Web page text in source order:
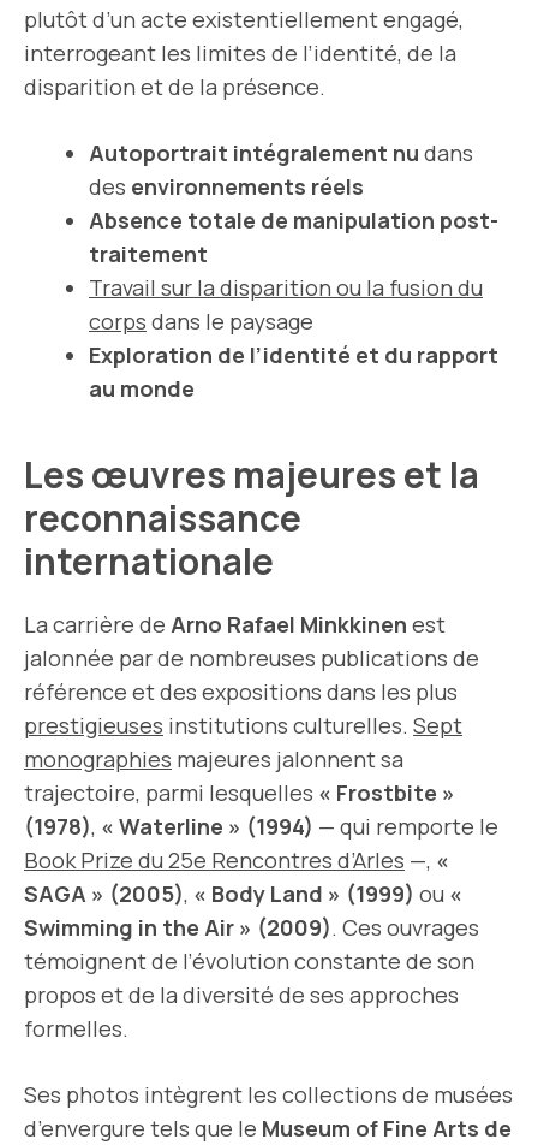
plutôt d’un acte existentiellement engagé,
interrogeant les limites de l’identité, de la
disparition et de la présence.
Autoportrait intégralement nu dans
des environnements réels
Absence totale de manipulation post-
traitement
Travail sur la disparition ou la fusion du
corps dans le paysage
Exploration de l’identité et du rapport
au monde
Les œuvres majeures et la
reconnaissance
internationale
La carrière de Arno Rafael Minkkinen est
jalonnée par de nombreuses publications de
référence et des expositions dans les plus
prestigieuses institutions culturelles. Sept
monographies majeures jalonnent sa
trajectoire, parmi lesquelles « Frostbite »
(1978), « Waterline » (1994) — qui remporte le
Book Prize du 25e Rencontres d’Arles —, «
SAGA » (2005), « Body Land » (1999) ou «
Swimming in the Air » (2009). Ces ouvrages
témoignent de l’évolution constante de son
propos et de la diversité de ses approches
formelles.
Ses photos intègrent les collections de musées
d’envergure tels que le Museum of Fine Arts de